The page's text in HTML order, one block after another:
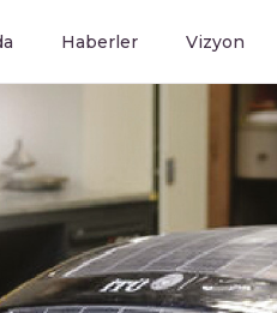
Haberler Vizyon